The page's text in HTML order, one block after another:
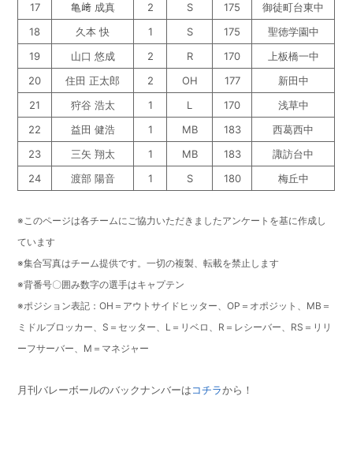
17
亀﨑 成真 2 S 175
御徒町台東中
18
久本 快 1 S 175
聖徳学園中
19
山口 悠成 2 R 170
上板橋一中
20
住田 正太郎 2 OH 177
新田中
21
狩谷 浩太 1 L 170
浅草中
22
益田 健浩 1 MB 183
西葛西中
23
三矢 翔太 1 MB 183
諏訪台中
24
渡部 陽音 1 S 180 梅丘中
※このページは各チームにご協力いただきましたアンケートを基に作成し
ています
※集合写真はチーム提供です。一切の複製、転載を禁止します
※背番号〇囲み数字の選手はキャプテン
※ポジション表記：OH＝アウトサイドヒッター、OP＝オポジット、MB＝
ミドルブロッカー、S＝セッター、L＝リベロ、R＝レシーバー、RS＝リリ
ーフサーバー、M＝マネジャー
月刊バレーボールのバックナンバーはコチラから！